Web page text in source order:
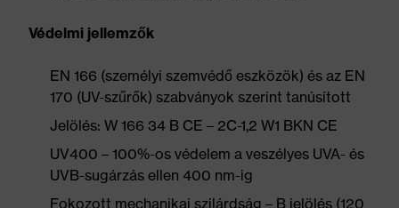
Védelmi jellemzők
EN 166 (személyi szemvédő eszközök) és az EN
170 (UV-szűrők) szabványok szerint tanúsított
Jelölés: W 166 34 B CE – 2C-1,2 W1 BKN CE
UV400 – 100%-os védelem a veszélyes UVA- és
UVB-sugárzás ellen 400 nm-ig
Fokozott mechanikai szilárdság – B jelölés (120